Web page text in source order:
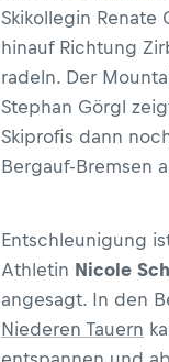
Skikollegin Renate
hinauf Richtung
radeln. Der
Stephan Görgl
Skiprofis dann
Bergauf-Bremsen
Entschleunigung
Athletin Nicole
angesagt. In den
Niederen Tauern